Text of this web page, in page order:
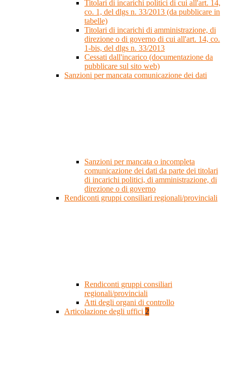
Titolari di incarichi politici di cui all'art. 14,
co. 1, del dlgs n. 33/2013 (da pubblicare in
tabelle)
Titolari di incarichi di amministrazione, di
direzione o di governo di cui all'art. 14, co.
1-bis, del dlgs n. 33/2013
Cessati dall'incarico (documentazione da
pubblicare sul sito web)
Sanzioni per mancata comunicazione dei dati
Sanzioni per mancata o incompleta
comunicazione dei dati da parte dei titolari
di incarichi politici, di amministrazione, di
direzione o di governo
Rendiconti gruppi consiliari regionali/provinciali
Rendiconti gruppi consiliari
regionali/provinciali
Atti degli organi di controllo
Articolazione degli uffici 2